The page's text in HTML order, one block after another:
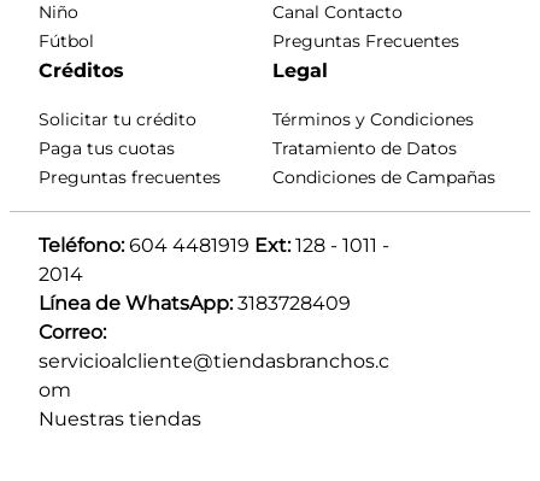
Niño
Fútbol
Canal Contacto
Preguntas Frecuentes
Créditos
Solicitar tu crédito
Paga tus cuotas
Preguntas frecuentes
Legal
Términos y Condiciones
Tratamiento de Datos
Condiciones de Campañas
Teléfono: 604 4481919 Ext: 128 - 1011 -
2014
Línea de WhatsApp: 3183728409
Correo:
servicioalcliente@tiendasbranchos.c
om
Nuestras tiendas